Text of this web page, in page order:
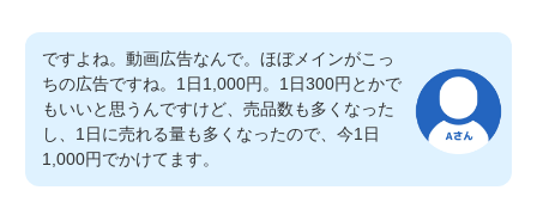
ですよね。動画広告なんで。ほぼメインがこっ
ちの広告ですね。1日1,000円。1日300円とかで
もいいと思うんですけど、売品数も多くなった
し、1日に売れる量も多くなったので、今1日
1,000円でかけてます。